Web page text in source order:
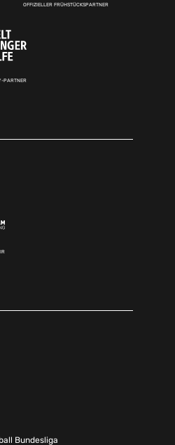
OFFIZIELLER FRÜHSTÜCKSPARTNER
PARTNER
Bundesliga